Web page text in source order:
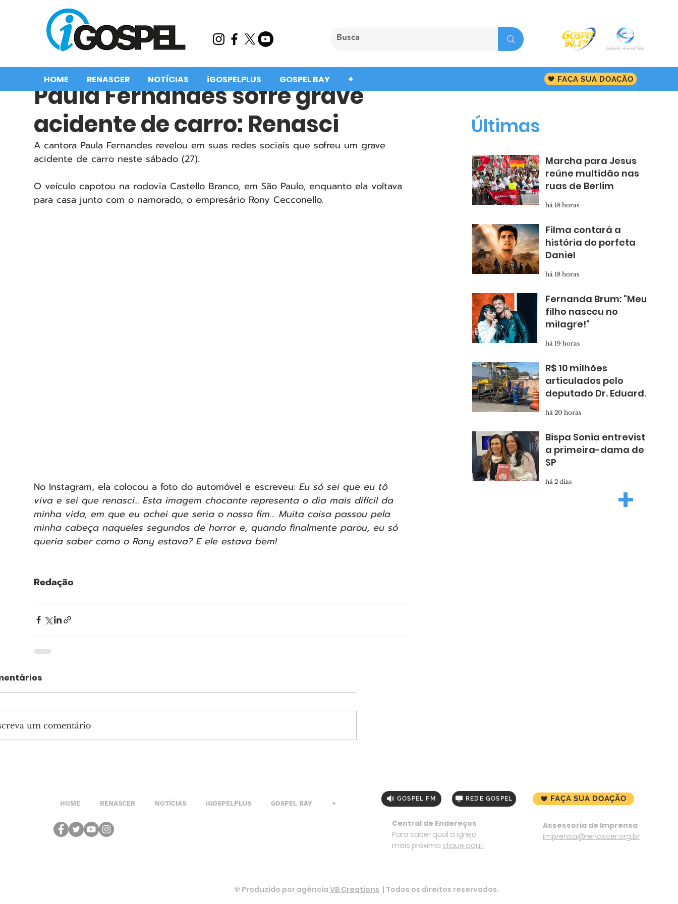
HOME RENASCER NOTÍCIAS iGOSPELPLUS GOSPEL BAY + FAÇA SUA DOAÇÃO
Paula Fernandes sofre grave
acidente de carro: Renasci
A cantora Paula Fernandes revelou em suas redes sociais que sofreu um grave
acidente de carro neste sábado (27).
O veículo capotou na rodovia Castello Branco, em São Paulo, enquanto ela voltava
para casa junto com o namorado, o empresário Rony Cecconello.
No Instagram, ela colocou a foto do automóvel e escreveu: Eu só sei que eu tô
viva e sei que renasci... Esta imagem chocante representa o dia mais difícil da
minha vida, em que eu achei que seria o nosso fim… Muita coisa passou pela
minha cabeça naqueles segundos de horror e, quando finalmente parou, eu só
queria saber como o Rony estava? E ele estava bem!
Redação
um comentário
Marcha para Jesus
reúne multidão nas
ruas de Berlim
há 18 horas
Filma contará a
história do porfeta
Daniel
há 18 horas
Fernanda Brum: "Meu
filho nasceu no
milagre!"
há 19 horas
R$ 10 milhões
articulados pelo
deputado Dr. Eduardo
asfalto novo para
Taboão
há 20 horas
Bispa Sonia entrevista
a primeira-dama de
SP
há 2 dias
Últimas
+
HOME RENASCER NOTÍCIAS iGOSPELPLUS GOSPEL BAY +
GOSPEL FM REDE GOSPEL
Central de Endereços
Para saber qual a igreja
mais próxima clique aqui!
FAÇA SUA DOAÇÃO
Assessoria de Imprensa
imprensa@renascer.org.br
© Produzido por agência VB Creations | Todos os direitos reservados.